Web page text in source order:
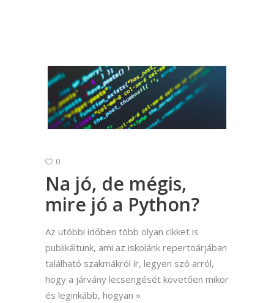
0
Na jó, de mégis,
mire jó a Python?
Az utóbbi időben több olyan cikket is
publikáltunk, ami az iskolánk repertoárjában
található szakmákról ír, legyen szó arról,
hogy a járvány lecsengését követően mikor
és leginkább, hogyan